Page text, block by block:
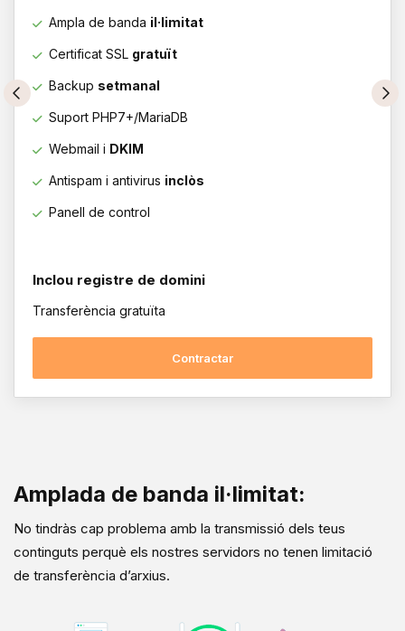
Ampla de banda il·limitat
Certificat SSL gratuït
Backup setmanal
Suport PHP7+/MariaDB
Webmail i DKIM
Antispam i antivirus inclòs
Panell de control
Inclou registre de domini
Transferència gratuïta
Contractar
Amplada de banda il·limitat:
No tindràs cap problema amb la transmissió dels teus
continguts perquè els nostres servidors no tenen limitació
de transferència d’arxius.